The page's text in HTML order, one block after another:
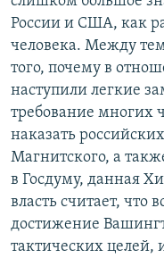
России и США, как
человека. Между
того, почему в
наступили легкие
требование многих
наказать
Магнитского, а
в Госдуму, данная
власть считает, что
достижение
тактических целей,